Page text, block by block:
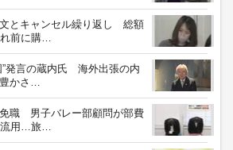
とキャンセル繰り返し 総額
前に購…
”発言の蔵内氏 海外出張の内
かさ…
職 男子バレー部顧問が部費
流用…旅…